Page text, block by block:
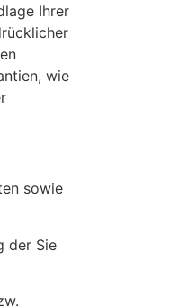
Ihrer
wie
sowie
der Sie